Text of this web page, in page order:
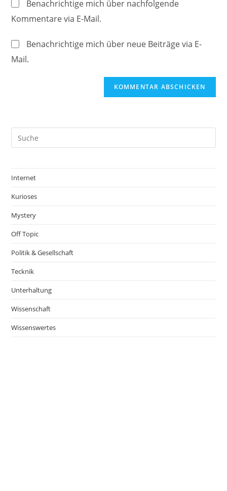
ein
zum
Kommentieren
URL
ein
Benachrichtige mich über nachfolgende
Kommentare via E-Mail.
Benachrichtige mich über neue Beiträge via E-
Mail.
Internet
Kurioses
Mystery
Off Topic
Politik & Gesellschaft
Tecknik
Unterhaltung
Wissenschaft
Wissenswertes